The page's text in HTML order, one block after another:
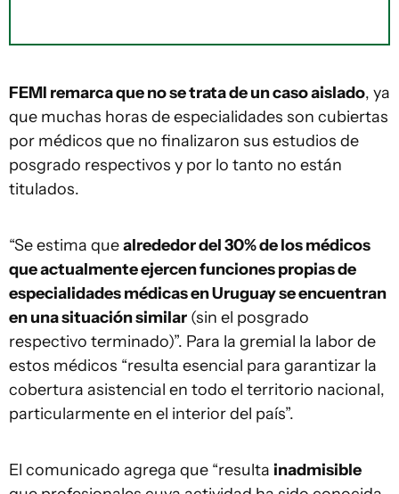
FEMI remarca que no se trata de un caso aislado, ya
que muchas horas de especialidades son cubiertas
por médicos que no finalizaron sus estudios de
posgrado respectivos y por lo tanto no están
titulados.
“Se estima quealrededor del 30% de los médicos
que actualmente ejercen funciones propias de
especialidades médicas en Uruguay se encuentran
en una situación similar (sin el posgrado
respectivo terminado)”. Para la gremial la labor de
estos médicos “resulta esencial para garantizar la
cobertura asistencial en todo el territorio nacional,
particularmente en el interior del país”.
El comunicado agrega que “resulta inadmisible